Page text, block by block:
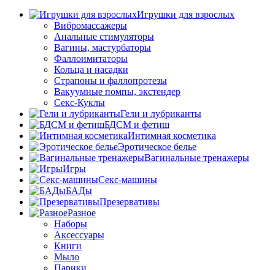
Игрушки для взрослых
Вибромассажеры
Анальные стимуляторы
Вагины, мастурбаторы
Фаллоимитаторы
Кольца и насадки
Страпоны и фаллопротезы
Вакуумные помпы, экстендер
Секс-Куклы
Гели и лубриканты
БДСМ и фетиш
Интимная косметика
Эротическое белье
Вагинальные тренажеры
Игры
Секс-машины
БАДы
Презервативы
Разное
Наборы
Аксессуары
Книги
Мыло